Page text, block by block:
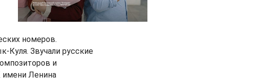
номеров.
Куля. Звучали русские
и
имени Ленина